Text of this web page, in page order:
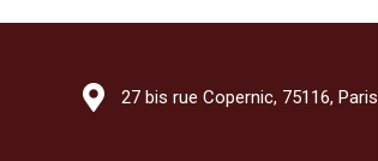
27 bis rue Copernic, 75116, Paris